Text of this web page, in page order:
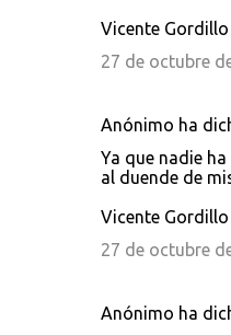
Vicente Gordillo
27 de octubre
Anónimo ha
Ya que nadie
al duende de
Vicente Gordillo
27 de octubre
Anónimo ha